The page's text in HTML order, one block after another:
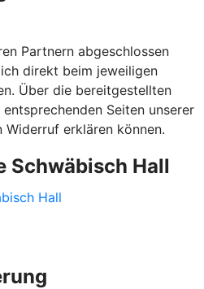
Partnern abgeschlossen
direkt beim jeweiligen
Über die bereitgestellten
Seiten unserer
Widerruf erklären können.
Schwäbisch Hall
Hall